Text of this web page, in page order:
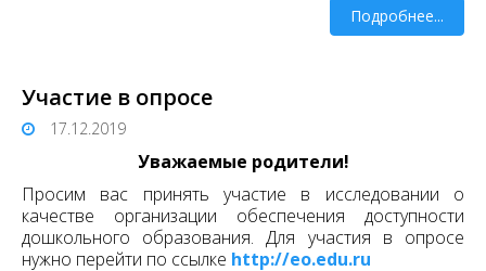
Подробнее...
Участие в опросе
17.12.2019
Уважаемые родители!
Просим вас принять участие в исследовании о
качестве организации обеспечения доступности
дошкольного образования. Для участия в опросе
нужно перейти по ссылке http://eo.edu.ru